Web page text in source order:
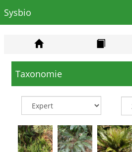
Sysbio
Taxonomie